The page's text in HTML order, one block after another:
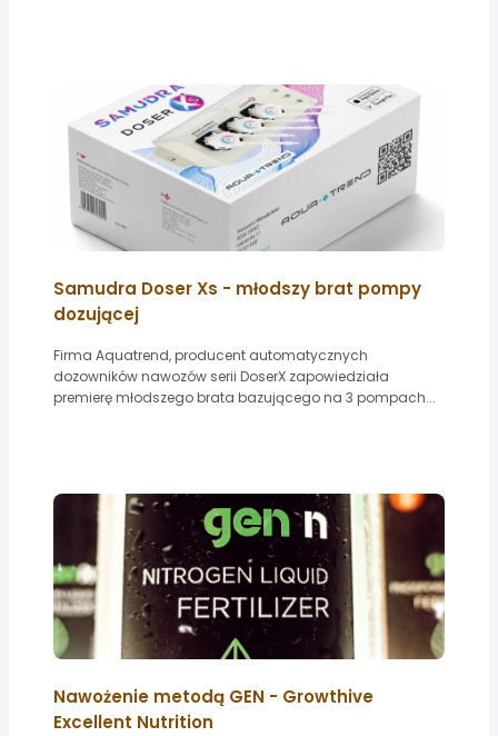
Samudra Doser Xs - młodszy brat pompy
dozującej
Firma Aquatrend, producent automatycznych
dozowników nawozów serii DoserX zapowiedziała
premierę młodszego brata bazującego na 3 pompach...
Nawożenie metodą GEN - Growthive
Excellent Nutrition